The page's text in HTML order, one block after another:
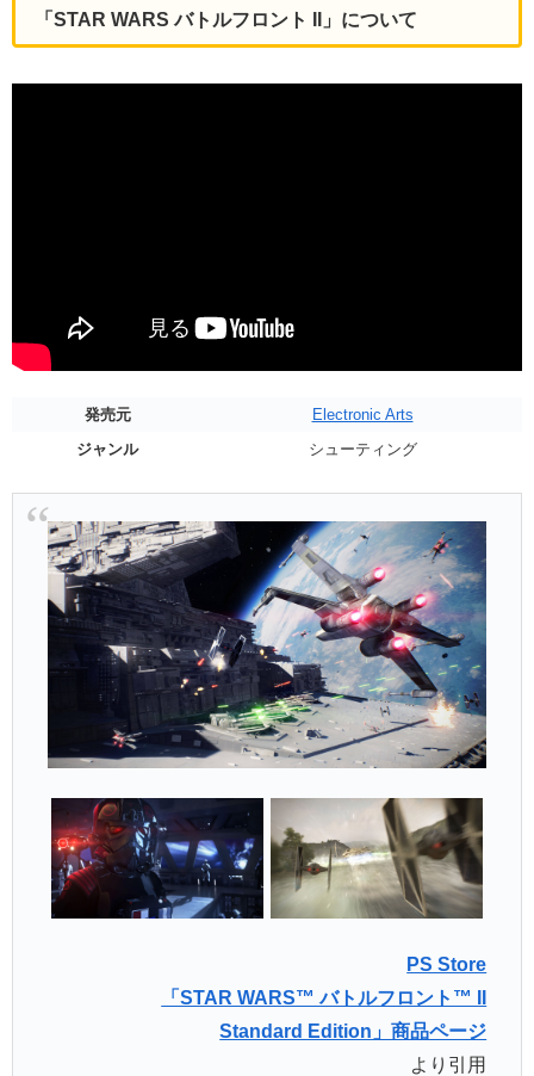
「STAR WARS バトルフロント II」について
発売元
Electronic Arts
ジャンル
シューティング
PS Store
「STAR WARS™ バトルフロント™ II
Standard Edition」商品ページ
より引用